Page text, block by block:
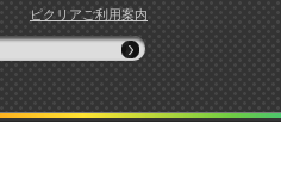
ピクリアご利用案内